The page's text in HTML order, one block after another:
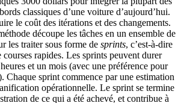
classiques d’une voiture d’aujourd’hui.
le coût des itérations et des changements.
découpe les tâches en un ensemble de
les traiter sous forme de sprints, c’est-à-dire
courses rapides. Les sprints peuvent durer
et un mois (avec une préférence pour
Chaque sprint commence par une estimation
opérationnelle. Le sprint se termine
de ce qui a été achevé, et contribue à